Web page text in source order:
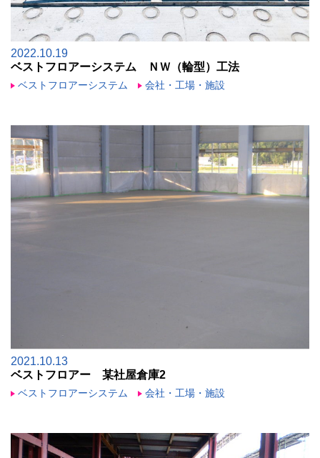
2022.10.19
ベストフロアーシステム ＮＷ（輪型）工法
ベストフロアーシステム 会社・工場・施設
2021.10.13
ベストフロアー 某社屋倉庫2
ベストフロアーシステム 会社・工場・施設